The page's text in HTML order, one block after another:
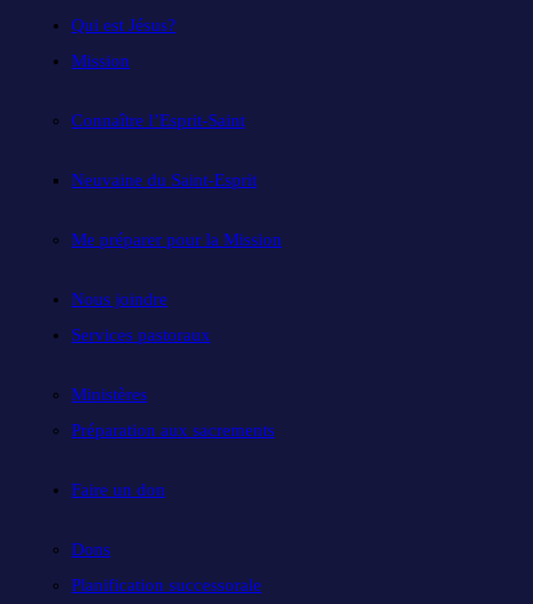
Qui est Jésus?
Mission
Connaître l’Esprit-Saint
Neuvaine du Saint-Esprit
Me préparer pour la Mission
Nous joindre
Services pastoraux
Ministères
Préparation aux sacrements
Faire un don
Dons
Planification successorale